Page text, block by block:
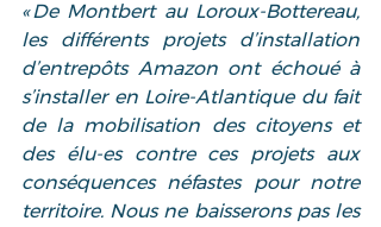
« De Montbert au Loroux-Bottereau,
les différents projets d’installation
d’entrepôts Amazon ont échoué à
s’installer en Loire-Atlantique du fait
de la mobilisation des citoyens et
des élu-es contre ces projets aux
conséquences néfastes pour notre
territoire. Nous ne baisserons pas les